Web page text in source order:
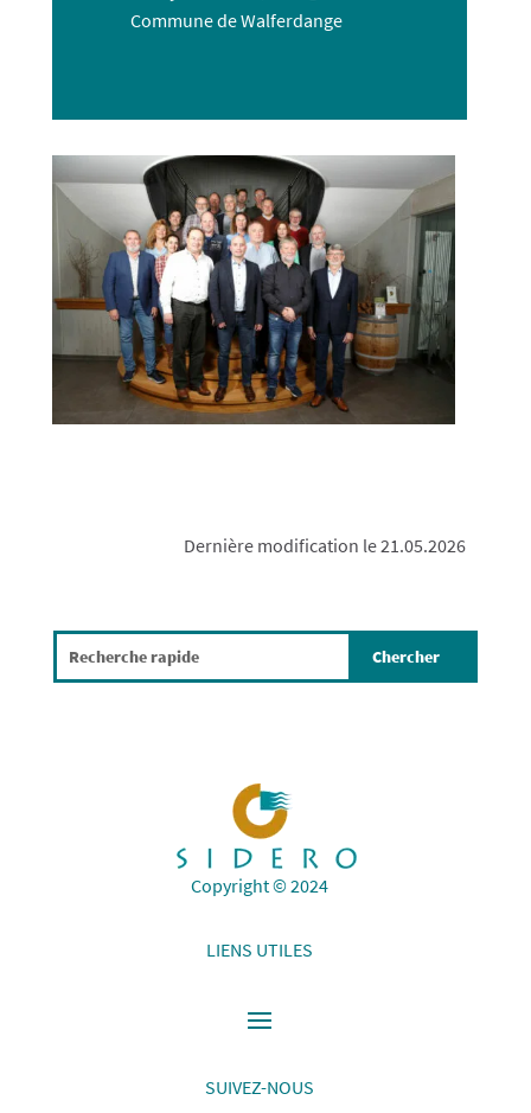
Commune de Walferdange
Dernière modification le 21.05.2026
Copyright © 2024
LIENS UTILES
SUIVEZ-NOUS